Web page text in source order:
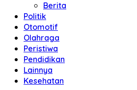
Berita
Politik
Otomotif
Olahraga
Peristiwa
Pendidikan
Lainnya
Kesehatan